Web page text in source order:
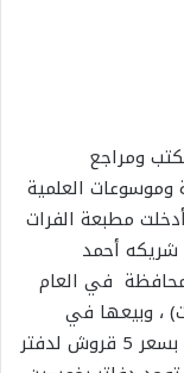
ومراجع
وموسوعات العلمية
مطبعة الفرات
شريكه أحمد
في العام
، وبيعها في
محافظات ديرالزور والحسكة” والرقة وحماه بسعر 5 قروش لدفتر